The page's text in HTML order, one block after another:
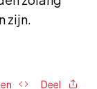
zijn.
Deel